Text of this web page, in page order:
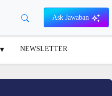
Ask Jawaban
NEWSLETTER